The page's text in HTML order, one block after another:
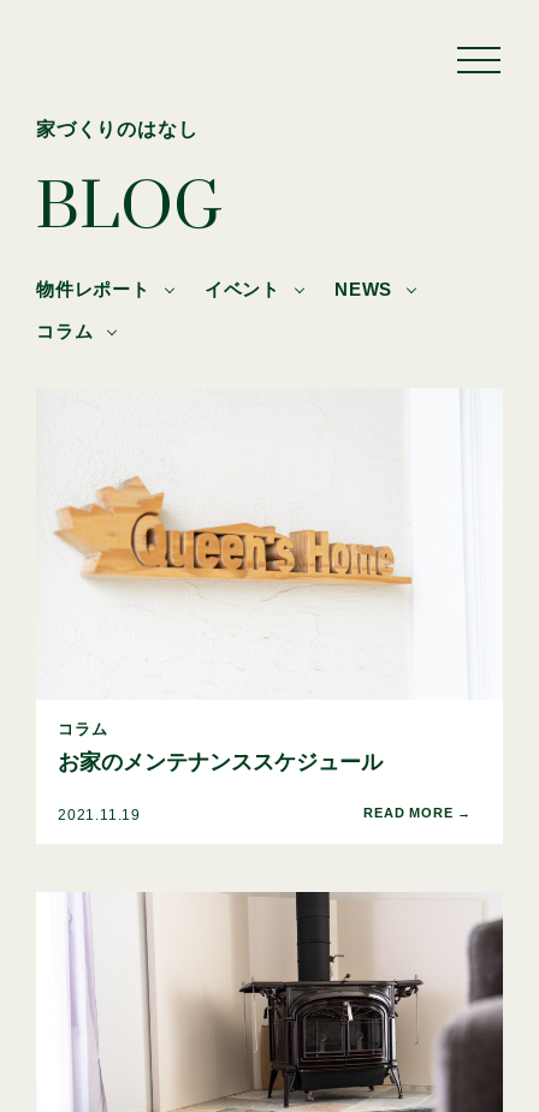
家づくりのはなし
BLOG
物件レポート イベント NEWS
コラム
コラム
お家のメンテナンススケジュール
2021.11.19